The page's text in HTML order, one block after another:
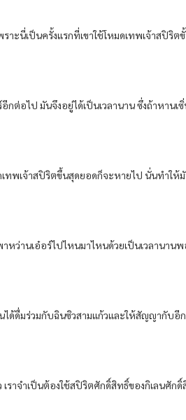
ะนี่เป็นครั้งแรกที่เขาใช้โหมดเทพเจ้าสปิ
ต่อไป มันจึงอยู่ได้เป็นเวลานาน ซึ่งถ้าหาน
เทพเจ้าสปิริตขึ้นสุดยอดก็จะหายไป นั่นทำใ
หว่านเอ๋อร์ไปไหนมาไหนด้วยเป็นเวลานาน
ด้ดื่มร่วมกับฉินซิวสามแก้วและให้สัญญากับอี
ราจำเป็นต้องใช้สปิริตศักดิ์สิทธิ์ของกิเลนศั